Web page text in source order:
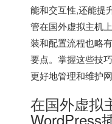
能和交互性,还能提
管在国外虚拟主机
装和配置流程也略
要点。掌握这些技
更好地管理和维护网
在国外虚拟
WordPress